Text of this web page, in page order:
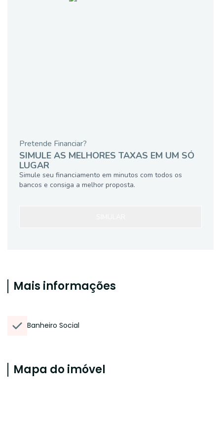
Pretende Financiar?
SIMULE AS MELHORES TAXAS EM UM SÓ
LUGAR
Simule seu financiamento em minutos com todos os
bancos e consiga a melhor proposta.
Mais informações
Banheiro Social
Mapa do imóvel